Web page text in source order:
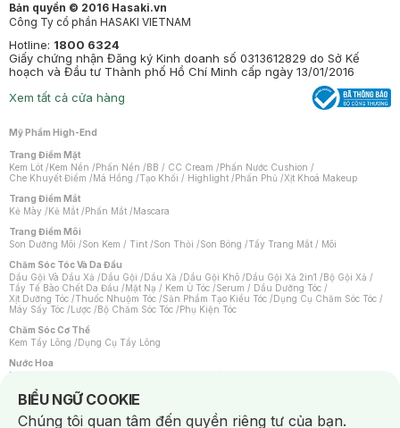
Bản quyền © 2016 Hasaki.vn
Công Ty cổ phần HASAKI VIETNAM
Hotline: 1800 6324
Giấy chứng nhận Đăng ký Kinh doanh số 0313612829 do Sở Kế
hoạch và Đầu tư Thành phố Hồ Chí Minh cấp ngày 13/01/2016
Xem tất cả cửa hàng
Mỹ Phẩm High-End
Trang Điểm Mặt
Kem Lót /Kem Nền /Phấn Nền /BB / CC Cream /Phấn Nước Cushion /
Che Khuyết Điểm /Má Hồng /Tạo Khối / Highlight /Phấn Phủ /Xịt Khoá Makeup
Trang Điểm Mắt
Kẻ Mày /Kẻ Mắt /Phấn Mắt /Mascara
Trang Điểm Môi
Son Dưỡng Môi /Son Kem / Tint /Son Thỏi /Son Bóng /Tẩy Trang Mắt / Môi
Chăm Sóc Tóc Và Da Đầu
Dầu Gội Và Dầu Xả /Dầu Gội /Dầu Xả /Dầu Gội Khô /Dầu Gội Xả 2in1 /Bộ Gội Xả /
Tẩy Tế Bào Chết Da Đầu /Mặt Nạ / Kem Ủ Tóc /Serum / Dầu Dưỡng Tóc /
Xịt Dưỡng Tóc /Thuốc Nhuộm Tóc /Sản Phẩm Tạo Kiểu Tóc /Dụng Cụ Chăm Sóc Tóc /
Máy Sấy Tóc /Lược /Bộ Chăm Sóc Tóc /Phụ Kiện Tóc
Chăm Sóc Cơ Thể
Kem Tẩy Lông /Dụng Cụ Tẩy Lông
Nước Hoa
Nước Hoa Nữ
Chăm Sóc Cá Nhân
Chống Muỗi /Khẩu Trang /Máy Massage/Mặt Nạ Xông Hơi /Nước Rửa Tay/
BIỂU NGỮ COOKIE
Notice about cookies usage
Chúng tôi quan tâm đến quyền riêng tư của bạn.